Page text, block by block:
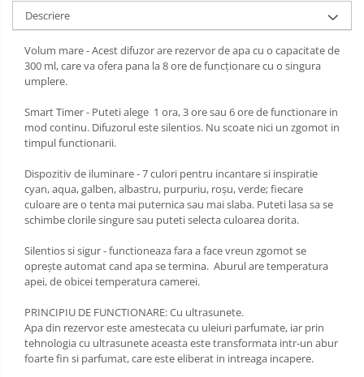
Descriere
Volum mare - Acest difuzor are rezervor de apa cu o capacitate de
300 ml, care va ofera pana la 8 ore de funcționare cu o singura
umplere.
Smart Timer - Puteti alege 1 ora, 3 ore sau 6 ore de functionare in
mod continu. Difuzorul este silentios. Nu scoate nici un zgomot in
timpul functionarii.
Dispozitiv de iluminare - 7 culori pentru incantare si inspiratie
cyan, aqua, galben, albastru, purpuriu, roșu, verde; fiecare
culoare are o tenta mai puternica sau mai slaba. Puteti lasa sa se
schimbe clorile singure sau puteti selecta culoarea dorita.
Silentios si sigur - functioneaza fara a face vreun zgomot se
oprește automat cand apa se termina. Aburul are temperatura
apei, de obicei temperatura camerei.
PRINCIPIU DE FUNCTIONARE: Cu ultrasunete.
Apa din rezervor este amestecata cu uleiuri parfumate, iar prin
tehnologia cu ultrasunete aceasta este transformata intr-un abur
foarte fin si parfumat, care este eliberat in intreaga incapere.